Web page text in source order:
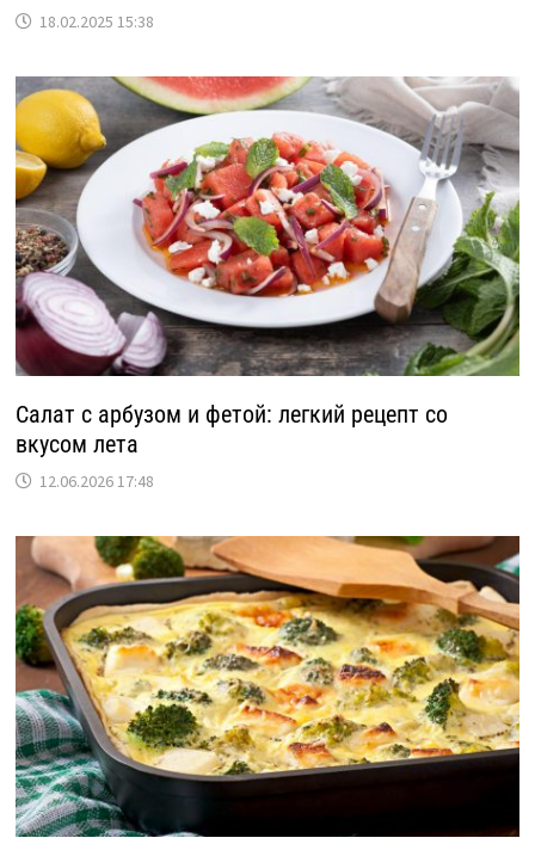
18.02.2025 15:38
Салат с арбузом и фетой: легкий рецепт со
вкусом лета
12.06.2026 17:48